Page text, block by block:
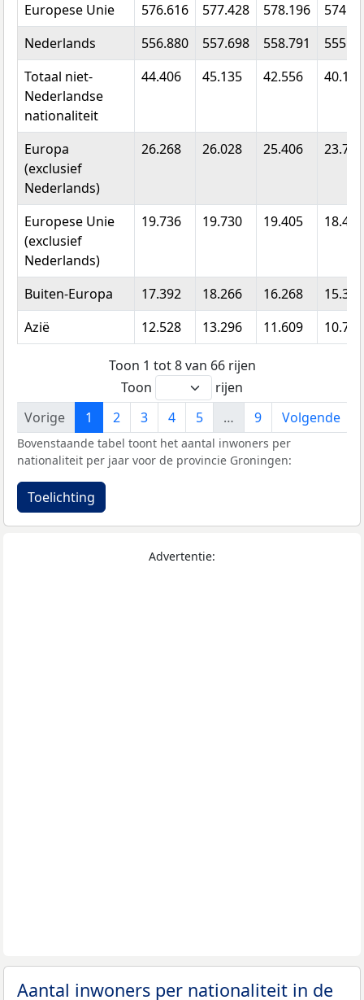
Europese Unie
576.616 577.428 578.196
Nederlands
556.880 557.698 558.791
Totaal niet-
Nederlandse
nationaliteit
44.406 45.135 42.556 40.120
Europa
(exclusief
Nederlands)
26.268 26.028 25.406 23.797
Europese Unie
(exclusief
Nederlands)
19.736 19.730 19.405 18.444
Buiten-Europa 17.392 18.266 16.268
15.351
Azië
12.528 13.296 11.609 10.755
Toon 1 tot 8 van 66 rijen
Toon
rijen
Vorige
1 2 3 4 5 … 9 Volgende
Bovenstaande tabel toont het aantal inwoners per
nationaliteit per jaar voor de provincie Groningen:
Toelichting
Advertentie:
Aantal inwoners per nationaliteit in de